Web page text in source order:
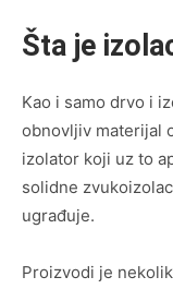
Šta je
Kao i samo drvo i
obnovljiv materijal
izolator koji uz to
solidne
ugrađuje.
Proizvodi je